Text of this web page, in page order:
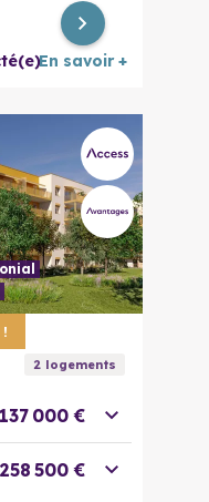
En savoir +
2logements
137 000 €
258 500 €